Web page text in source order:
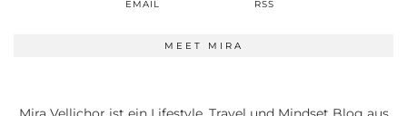
EMAIL RSS
MEET MIRA